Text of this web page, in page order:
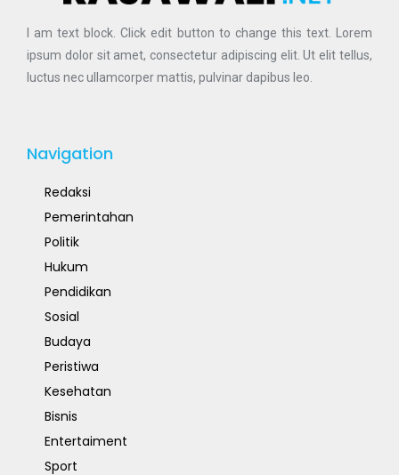
luctus nec ullamcorper mattis, pulvinar dapibus leo.
Redaksi
Politik
Hukum
Pendidikan
Sosial
Budaya
Peristiwa
Kesehatan
Bisnis
Entertaiment
Sport